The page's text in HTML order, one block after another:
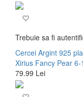
Trebuie sa fi
Cercei Argint 925
Xirius Fancy Pear
79.99 Lei